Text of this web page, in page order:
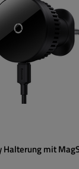
Halterung mit